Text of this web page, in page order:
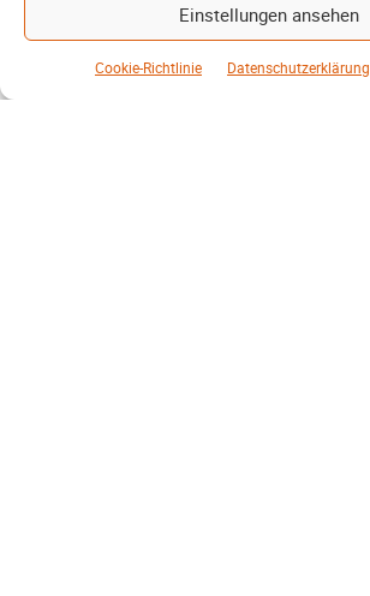
Einstellungen ansehen
Cookie-Richtlinie Datenschutzerklärung
ARCHIVE